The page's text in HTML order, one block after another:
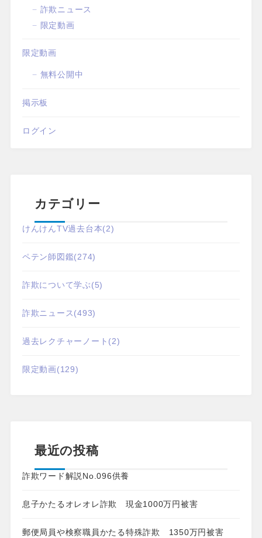
詐欺ニュース
限定動画
限定動画
無料公開中
掲示板
ログイン
カテゴリー
けんけんTV過去台本(2)
ペテン師図鑑(274)
詐欺について学ぶ(5)
詐欺ニュース(493)
過去レクチャーノート (2)
限定動画(129)
最近の投稿
詐欺ワード解説No.096供養
息子かたるオレオレ詐欺 現金1000万円被害
郵便局員や検察職員かたる特殊詐欺 1350万円被害